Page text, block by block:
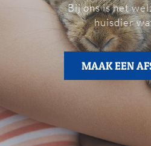
Bij ons is het
huisdier
MAAK EEN